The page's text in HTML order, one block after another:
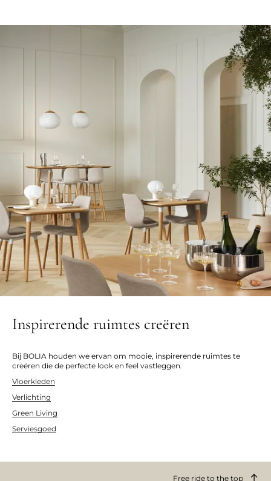
Inspirerende ruimtes creëren
Bij BOLIA houden we ervan om mooie, inspirerende ruimtes te
creëren die de perfecte look en feel vastleggen.
Vloerkleden
Verlichting
Green Living
Serviesgoed
Free ride to the top